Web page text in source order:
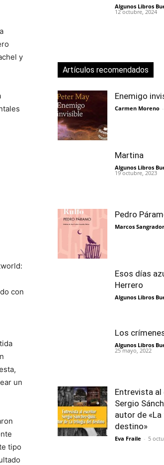
y
con
un
tipo
Algunos Libros
12 octubre, 2024
Artículos recomendados
Enemigo
Carmen Moreno -
Martina
Algunos Libros
19 octubre, 2023
Pedro
Marcos Sangrador
Esos días
Herrero
Algunos Libros
Los
Algunos Libros
25 mayo, 2022
Entrevista
Sergio
autor de
destino»
Eva Fraile - 5